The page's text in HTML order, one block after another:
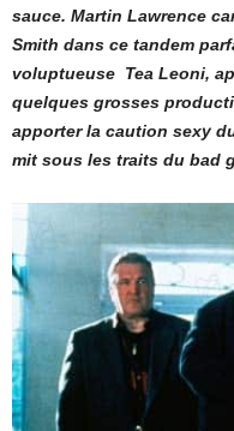
sauce. Martin Lawrence
Smith dans ce tandem
voluptueuse Tea Leoni,
quelques grosses
apporter la caution sexy
mit sous les traits du bad